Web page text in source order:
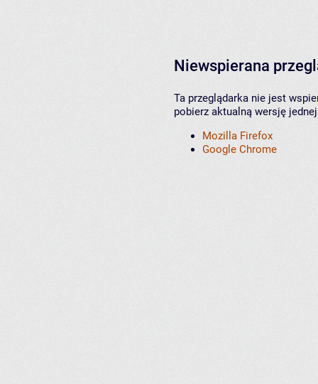
Niewspierana
Ta przeglądarka nie jest
pobierz aktualną wersję
Mozilla Firefox
Google Chrome